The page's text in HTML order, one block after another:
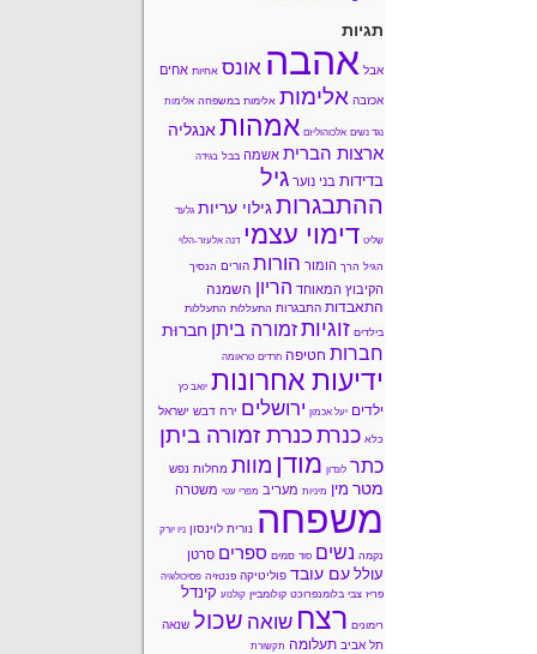
תגיות
אבל אהבה אונס אחיות אחים
אכזבה אלימות אלימות במשפחה אלימות
נגד נשים אלכוהוליזם אמהותאנגליה
ארצות הברית אשמה בבל בגידה
בדידות בני נוער גיל
ההתבגרות גילוי עריות גלעד
שליט דימוי עצמי דנה אלעזר-הלוי
הגיל הרך הומור הורות הורים הנסיך
הקיבוץ המאוחד הריון השמנה
התאבדות התבגרות התעללות התעללות
בילדים זוגיותזמורה ביתן חברוּת
חברות חטיפה חרדים טראומה
ידיעות אחרונות יואב כץ
ילדים יעל אכמון ירושלים ירח דבש ישראל
כלא כנרת כנרת זמורה ביתן
כתר לונדון מודן מוות מחלות נפש
מטר מין מיניות מעריב מפרי עטי משטרה
משפחה נורית לוינסון ניו יורק
נקמה נשים סוד סמים ספרים סרטן
עולל עם עובד פוליטיקה פנטזיה פסיכולוגיה
פריז צבי בלומנפרוכט קולומביין קולנוע קינדל
רימונים רצח שואה שכול שנאה
תל אביב תעלומה תקשורת